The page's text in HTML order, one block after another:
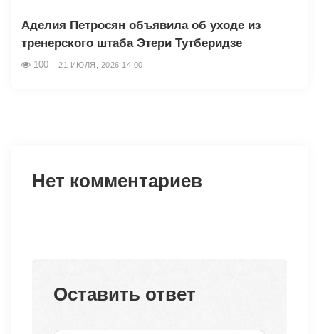
Аделия Петросян объявила об уходе из
тренерского штаба Этери Тутберидзе
100 21 ИЮЛЯ, 2026 14:00
Нет комментариев
Оставить ответ